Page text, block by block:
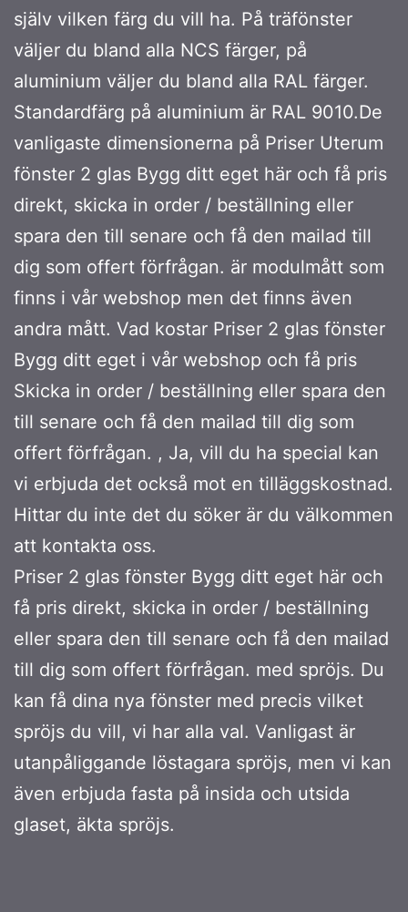
själv vilken färg du vill ha. På träfönster
väljer du bland alla NCS färger, på
aluminium väljer du bland alla RAL färger.
Standardfärg på aluminium är RAL 9010.De
vanligaste dimensionerna på Priser Uterum
fönster 2 glas Bygg ditt eget här och få pris
direkt, skicka in order / beställning eller
spara den till senare och få den mailad till
dig som offert förfrågan. är modulmått som
finns i vår webshop men det finns även
andra mått. Vad kostar Priser 2 glas fönster
Bygg ditt eget i vår webshop och få pris
Skicka in order / beställning eller spara den
till senare och få den mailad till dig som
offert förfrågan. , Ja, vill du ha special kan
vi erbjuda det också mot en tilläggskostnad.
Hittar du inte det du söker är du välkommen
att kontakta oss.
Priser 2 glas fönster Bygg ditt eget här och
få pris direkt, skicka in order / beställning
eller spara den till senare och få den mailad
till dig som offert förfrågan. med spröjs. Du
kan få dina nya fönster med precis vilket
spröjs du vill, vi har alla val. Vanligast är
utanpåliggande löstagara spröjs, men vi kan
även erbjuda fasta på insida och utsida
glaset, äkta spröjs.